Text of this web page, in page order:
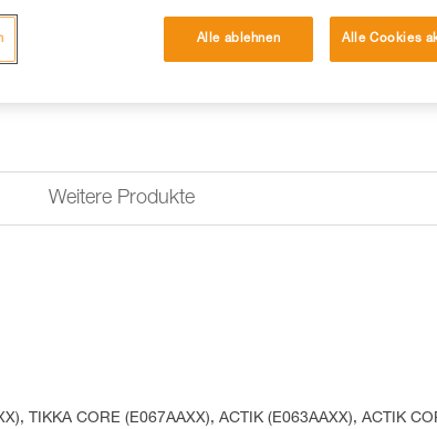
Weitere Produkte
TIKKA CORE (E067AAXX), ACTIK (E063AAXX), ACTIK
Alle ablehnen Alle Cookies